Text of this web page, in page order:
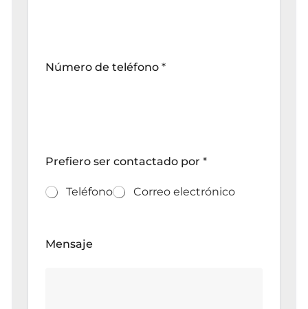
Número de teléfono *
Prefiero ser contactado por *
Teléfono Correo electrónico
Mensaje